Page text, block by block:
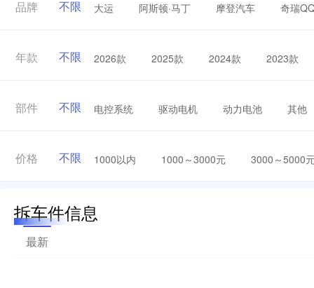
品牌 不限 大运 阿斯顿·马丁 摩登汽车 奇瑞
年款 不限 2026款 2025款 2024款 2023款
部件 不限 电控系统 驱动电机 动力电池 其他
价格 不限 1000以内 1000～3000元 3000～5000
拆车件信息
最新